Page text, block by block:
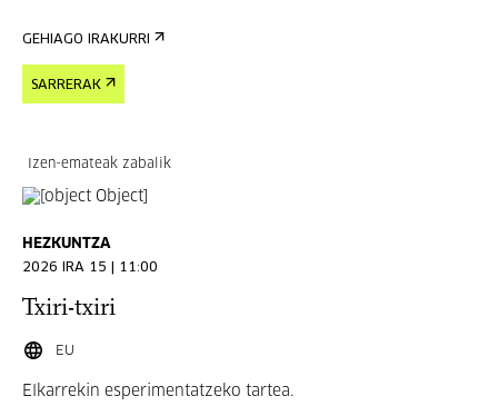
GEHIAGO IRAKURRI
SARRERAK
Izen-emateak zabalik
HEZKUNTZA
2026 IRA 15 | 11:00
Txiri-txiri
EU
Elkarrekin esperimentatzeko tartea.